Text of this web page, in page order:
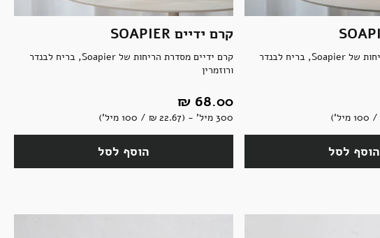
סבון ידיים מסדרת הריחות של Soapier, בריח לבנדר
הוסף לסל
קרם ידיים SOAPIER
קרם ידיים מסדרת הריחות של Soapier, בריח לבנדר
ורוזמרין
68.00 ‏₪
300 מיל' - (22.67 ‏₪ / 100 מיל')
הוסף לסל